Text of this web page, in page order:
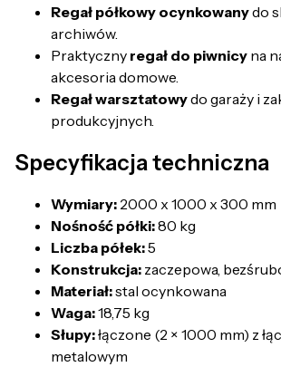
Regał półkowy ocynkowanydo
archiwów.
Praktyczny regał do piwnicy na
akcesoria domowe.
Regał warsztatowydo garaży i
produkcyjnych.
Specyfikacja techniczna
Wymiary: 2000 x 1000 x 300 mm
Nośność półki:80 kg
Liczba półek:5
Konstrukcja: zaczepowa,
Materiał:stal ocynkowana
Waga:18,75 kg
Słupy:łączone (2 × 1000 mm) z
metalowym